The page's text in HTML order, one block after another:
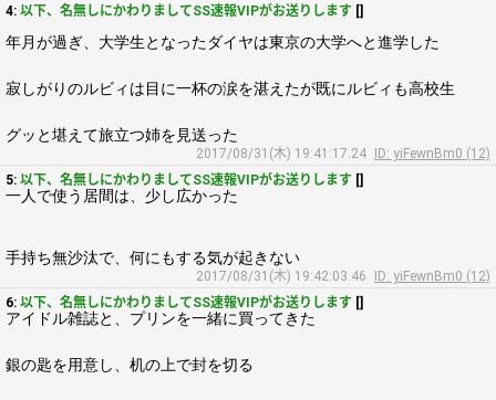
4: 以下、名無しにかわりましてSS速報VIPがお送りします []
年月が過ぎ、大学生となったダイヤは東京の大学へと進学した
寂しがりのルビィは目に一杯の涙を湛えたが既にルビィも高校生
グッと堪えて旅立つ姉を見送った
2017/08/31(木) 19:41:17.24
ID: yiFewnBm0 (12)
5: 以下、名無しにかわりましてSS速報VIPがお送りします []
一人で使う居間は、少し広かった
手持ち無沙汰で、何にもする気が起きない
2017/08/31(木) 19:42:03.46
ID: yiFewnBm0 (12)
6: 以下、名無しにかわりましてSS速報VIPがお送りします []
アイドル雑誌と、プリンを一緒に買ってきた
銀の匙を用意し、机の上で封を切る